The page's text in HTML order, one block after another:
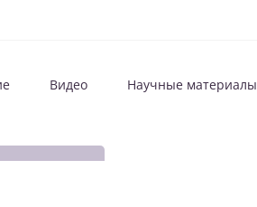
Видео Научные материалы